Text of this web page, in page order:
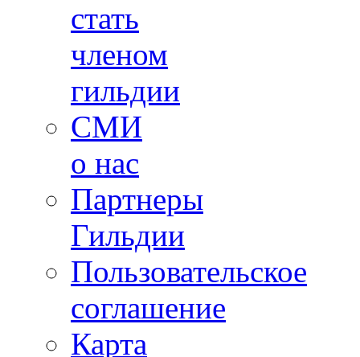
стать
членом
гильдии
СМИ
о нас
Партнеры
Гильдии
Пользовательское
соглашение
Карта